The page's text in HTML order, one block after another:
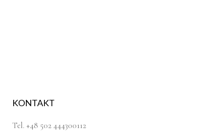
KONTAKT
Tel. +48 502 444300112